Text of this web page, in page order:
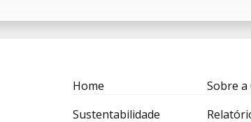
Home
Sobre a
Sustentabilidade